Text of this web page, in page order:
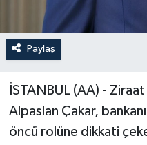
Paylaş
İSTANBUL (AA) -
Alpaslan Çakar,
öncü rolüne dikkati